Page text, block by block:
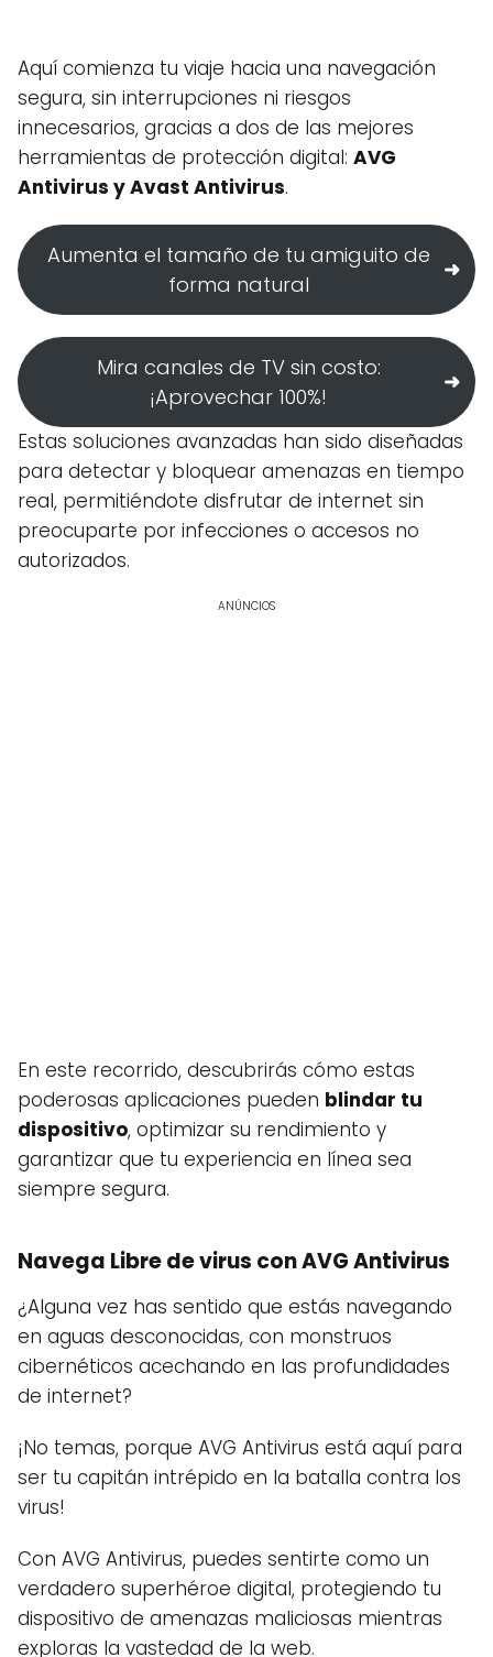
Aquí comienza tu viaje hacia una navegación
segura, sin interrupciones ni riesgos
innecesarios, gracias a dos de las mejores
herramientas de protección digital: AVG
Antivirus y Avast Antivirus.
Aumenta el tamaño de tu amiguito de
forma natural
Mira canales de TV sin costo:
¡Aprovechar 100%!
Estas soluciones avanzadas han sido diseñadas
para detectar y bloquear amenazas en tiempo
real, permitiéndote disfrutar de internet sin
preocuparte por infecciones o accesos no
autorizados.
ANÚNCIOS
En este recorrido, descubrirás cómo estas
poderosas aplicaciones pueden blindar tu
dispositivo, optimizar su rendimiento y
garantizar que tu experiencia en línea sea
siempre segura.
Navega Libre de virus con AVG Antivirus
¿Alguna vez has sentido que estás navegando
en aguas desconocidas, con monstruos
cibernéticos acechando en las profundidades
de internet?
¡No temas, porque AVG Antivirus está aquí para
ser tu capitán intrépido en la batalla contra los
virus!
Con AVG Antivirus, puedes sentirte como un
verdadero superhéroe digital, protegiendo tu
dispositivo de amenazas maliciosas mientras
exploras la vastedad de la web.